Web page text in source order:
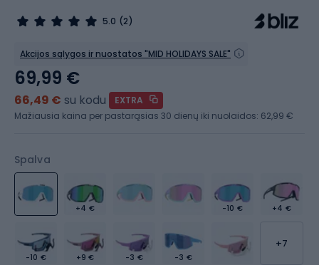
5.0 (2)
Akcijos sąlygos ir nuostatos "MID HOLIDAYS SALE"
Spalva
+4 € -10 € +4 €
-10 € +9 € -3 € -3 €
+7
69,99 €
66,49 € su kodu
EXTRA
Mažiausia kaina per pastarąsias 30 dienų iki nuolaidos: 62,99 €